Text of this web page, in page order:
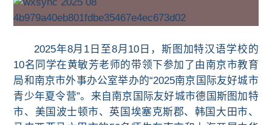
2025年8月1日至8月10日， 斯图加特汉语学校的
10名同学在黄敏芳老师的带领下参加了由南京市教育
局和 南京市外事办公室举办的“2025南京国际友好城市
青少年夏令营”。 来自南京国际友好城市德国斯图加特
市、 美国波士顿市、 英国埃塞克斯郡、韩国大田市、